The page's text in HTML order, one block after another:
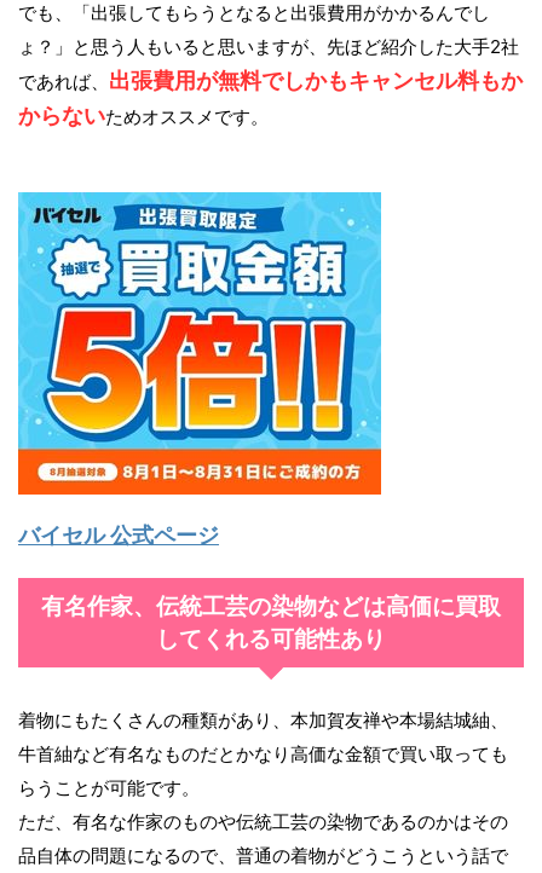
でも、「出張してもらうとなると出張費用がかかるんでし
ょ？」と思う人もいると思いますが、先ほど紹介した大手2社
であれば、 出張費用が無料でしかもキャンセル料もか
からないためオススメです。
バイセル 公式ページ
有名作家、伝統工芸の染物などは高価に買取
してくれる可能性あり
着物にもたくさんの種類があり、本加賀友禅や本場結城紬、
牛首紬など有名なものだとかなり高価な金額で買い取っても
らうことが可能です。
ただ、有名な作家のものや伝統工芸の染物であるのかはその
品自体の問題になるので、普通の着物がどうこうという話で